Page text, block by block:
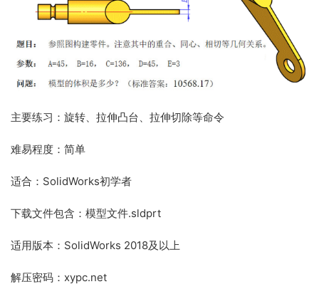
主要练习：旋转、拉伸凸台、拉伸切除等命令
难易程度：简单
适合：SolidWorks初学者
下载文件包含：模型文件.sldprt
适用版本：SolidWorks 2018及以上
解压密码：xypc.net